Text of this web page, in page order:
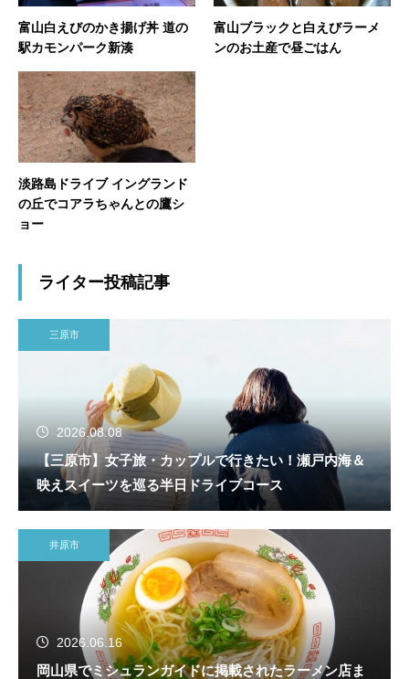
富山白えびのかき揚げ丼 道の
駅カモンパーク新湊
富山ブラックと白えびラーメ
ンのお土産で昼ごはん
淡路島ドライブ イングランド
の丘でコアラちゃんとの鷹シ
ョー
ライター投稿記事
三原市
2026.08.08
【三原市】女子旅・カップルで行きたい！瀬戸内海＆
映えスイーツを巡る半日ドライブコース
井原市
2026.06.16
岡山県でミシュランガイドに掲載されたラーメン店ま